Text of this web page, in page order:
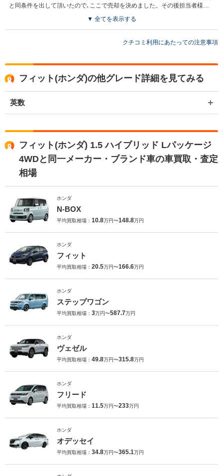
と同条件を出して頂いたので､ここで売却を決めました。その後担当者様が
他店へ移動をしてしまい対応を心配しましたが引き続きをして頂き無事買い
取りして貰いました。店内も明るく常に来客も多く活気が有ります。査定額
買取店からの返信
お世話になっております。 株式会社ネクステージでございます。 この
ております。
▼ 全てを表示する
クチコミ利用にあたっての注意事項
フィット(ホンダ)の他グレード詳細を見てみる
英数
フィット(ホンダ) 1.5 ハイブリッド Lパッケージ
4WDと同一メーカー・ブランド車の車買取・査定
相場
ホンダ
N-BOX
平均買取相場： 10.8万円〜148.8万円
ホンダ
フィット
平均買取相場： 20.5万円〜166.6万円
ホンダ
ステップワゴン
平均買取相場： 3万円〜587.7万円
ホンダ
ヴェゼル
平均買取相場： 49.8万円〜315.8万円
ホンダ
フリード
平均買取相場： 11.5万円〜233万円
ホンダ
オデッセイ
平均買取相場： 34.8万円〜365.1万円